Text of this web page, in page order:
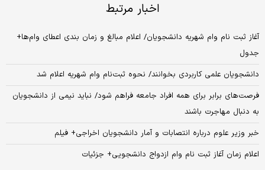
اخبار مرتبط
آغاز ثبت نام وام شهریه دانشجویان/ اعلام مبالغ و زمان بندی اعطای وام‌ها+
جدول
دانشجویان علمی کاربردی بخوانند/ نحوه ثبت‌نام وام شهریه اعلام شد
فرصت‌های برابر برای همه افراد جامعه فراهم شود/ نباید نیمی از دانشجویان
به دنبال مهاجرت باشند
خبر وزیر علوم درباره انتصابات و آمار دانشجویان اخراجی+ فیلم
اعلام زمان آغاز ثبت نام وام ازدواج دانشجویی+ جزئیات